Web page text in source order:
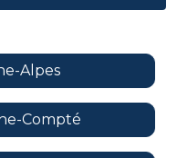
Alpes
Compté